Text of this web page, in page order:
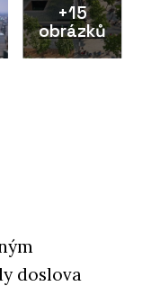
+15
obrázků
doslova